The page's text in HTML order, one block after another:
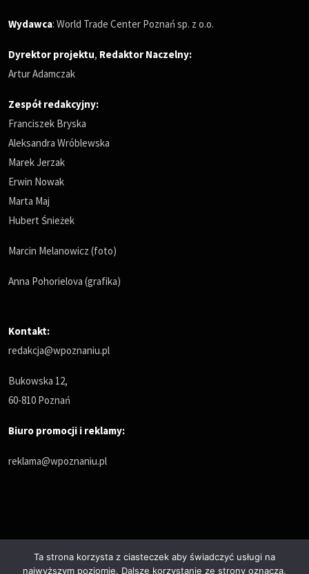
Wydawca: World Trade Center Poznań sp. z o.o.
Dyrektor projektu, Redaktor Naczelny:
Artur Adamczak
Zespół redakcyjny:
Franciszek Bryska
Aleksandra Wróblewska
Marek Jerzak
Erwin Nowak
Marta Maj
Hubert Śnieżek
Marcin Melanowicz (foto)
Anna Pohorielova (grafika)
Kontakt:
redakcja@wpoznaniu.pl
Bukowska 12,
60-810 Poznań
Biuro promocji i reklamy:
reklama@wpoznaniu.pl
Ta strona korzysta z ciasteczek aby świadczyć usługi na
najwyższym poziomie. Dalsze korzystanie ze strony oznacza,